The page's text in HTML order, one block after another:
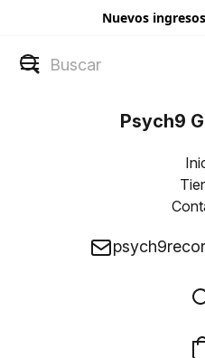
Nuevos
Psych9